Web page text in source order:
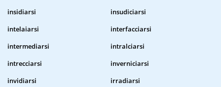
insidiarsi
insudiciarsi
intelaiarsi
interfacciarsi
intermediarsi
intralciarsi
intrecciarsi
inverniciarsi
invidiarsi
irradiarsi